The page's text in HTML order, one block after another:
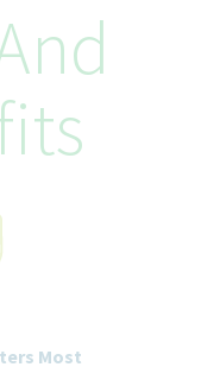
Most